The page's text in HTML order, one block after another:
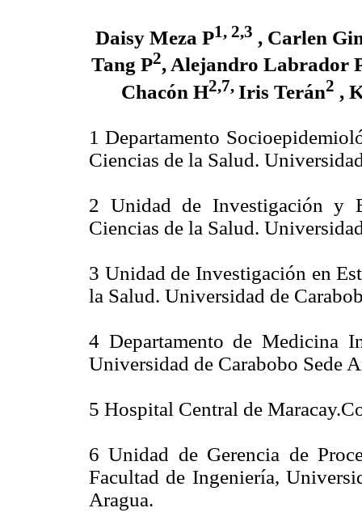
Daisy Meza P1, 2,3 , Carlen
Tang P2, Alejandro Labrador
Chacón H2,7, Iris Terán2 ,
1 Departamento
Ciencias de la Salud.
2 Unidad de Investigación y
Ciencias de la Salud.
3 Unidad de Investigación en
la Salud. Universidad de
4 Departamento de Medicina
Universidad de Carabobo Sede
5 Hospital Central de
6 Unidad de Gerencia de
Facultad de Ingeniería,
Aragua.